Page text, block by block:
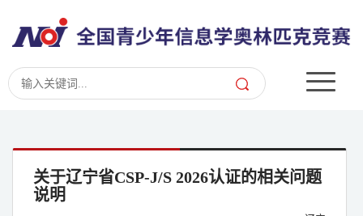
关于辽宁省CSP-J/S 2026认证的相关问题
说明